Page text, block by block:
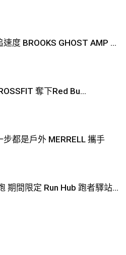
度 BROOKS GHOST AMP ...
奪下Red Bu...
步都是戶外 MERRELL 攜手
期間限定 Run Hub 跑者驛站...